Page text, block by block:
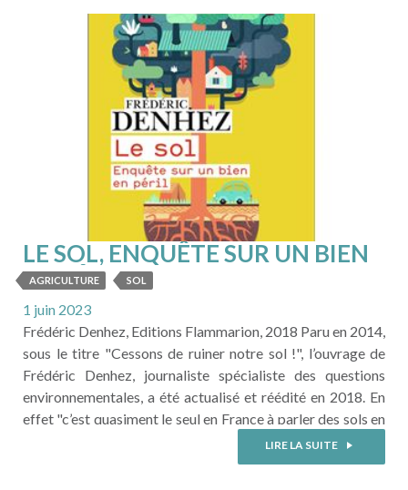
LIRE LA SUITE
LE SOL, ENQUÊTE SUR UN BIEN
EN PÉRIL
AGRICULTURE SOL
1 juin 2023
Frédéric Denhez, Editions Flammarion, 2018 Paru en 2014,
sous le titre "Cessons de ruiner notre sol !", l’ouvrage de
Frédéric Denhez, journaliste spécialiste des questions
environnementales, a été actualisé et réédité en 2018. En
effet "c’est quasiment le seul en France à parler des sols en
s’adressant à tout un chacun - entendez : aux non
LIRE LA SUITE